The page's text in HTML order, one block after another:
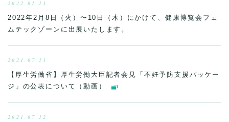
2022.01.13
2022年2月8日（火）〜10日（木）にかけて、健康博覧会フェ
ムテックゾーンに出展いたします。
2021.07.13
【厚生労働省】厚生労働大臣記者会見「不妊予防支援パッケー
ジ」の公表について（動画）
2021.07.12